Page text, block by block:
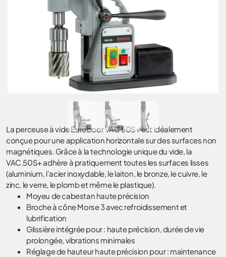
La perceuse à vide Euroboor VAC 50S+ est idéalement
conçue pour une application horizontale sur des surfaces non
magnétiques. Grâce à la technologie unique du vide, la
VAC.50S+ adhère à pratiquement toutes les surfaces lisses
(aluminium, l’acier inoxydable, le laiton, le bronze, le cuivre, le
zinc, le verre, le plomb et même le plastique).
Moyeu de cabestan haute précision
Broche à cône Morse 3 avec refroidissement et
lubrification
Glissière intégrée pour : haute précision, durée de vie
prolongée, vibrations minimales
Réglage de hauteur haute précision pour : maintenance